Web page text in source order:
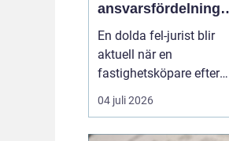
ansvarsfördelning,
juridisk prövning
och hantering av
fastighetstvister
En dolda fel-jurist blir
aktuell när en
fastighetsköpare efter
tillträdet upptäcker
brister som inte varit
04 juli 2026